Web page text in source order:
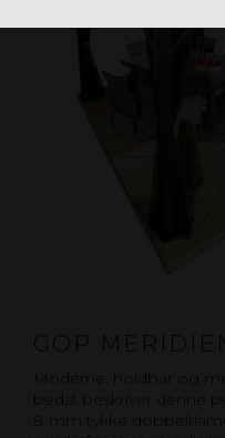
GOP
Moderne, holdbar og
bedst beskriver denne
8 mm tykke